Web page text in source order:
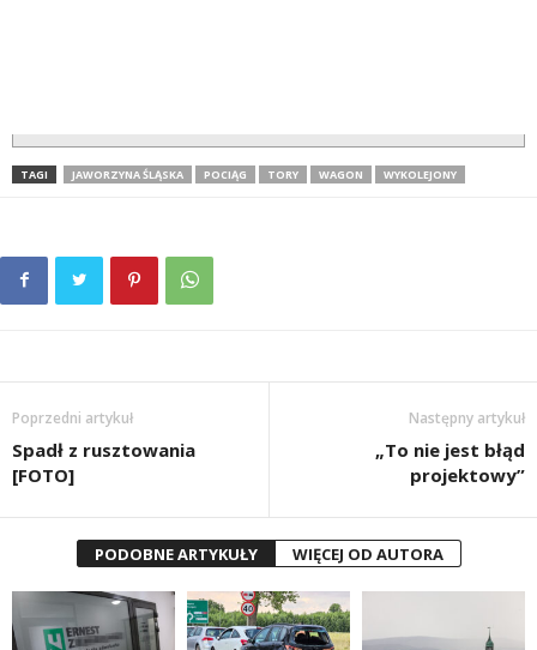
TAGI JAWORZYNA ŚLĄSKA POCIĄG TORY WAGON WYKOLEJONY
Poprzedni artykuł
Spadł z rusztowania
[FOTO]
Następny artykuł
„To nie jest błąd
projektowy”
PODOBNE ARTYKUŁY WIĘCEJ OD AUTORA